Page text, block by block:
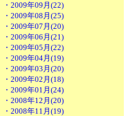
・2009年09月(22)
・2009年08月(25)
・2009年07月(20)
・2009年06月(21)
・2009年05月(22)
・2009年04月(19)
・2009年03月(20)
・2009年02月(18)
・2009年01月(24)
・2008年12月(20)
・2008年11月(19)